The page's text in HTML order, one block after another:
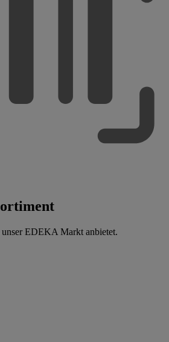
EDEKA Markt anbietet.